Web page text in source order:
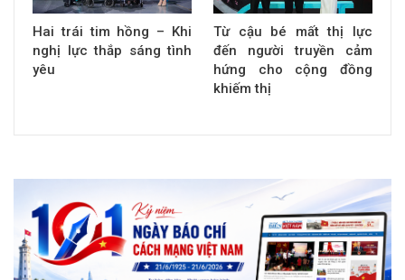
Hai trái tim hồng – Khi
nghị lực thắp sáng tình
yêu
Từ cậu bé mất thị lực
đến người truyền cảm
hứng cho cộng đồng
khiếm thị